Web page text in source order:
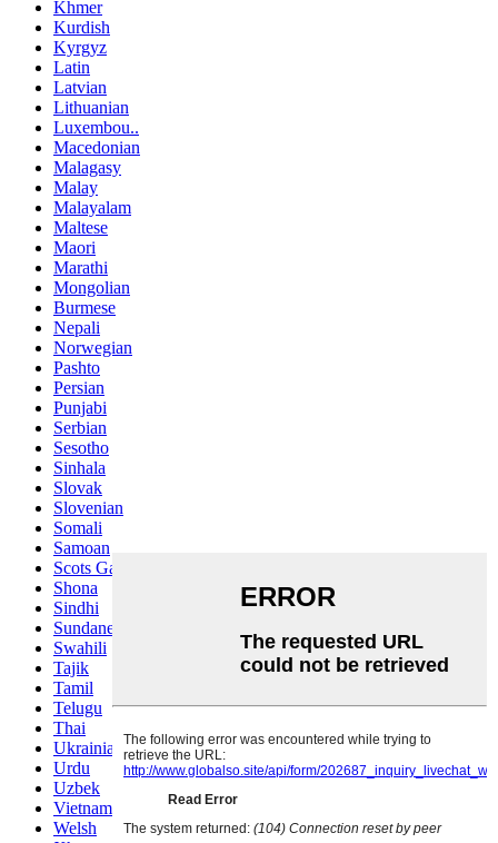
Khmer
Kurdish
Kyrgyz
Latin
Latvian
Lithuanian
Luxembou..
Macedonian
Malagasy
Malay
Malayalam
Maltese
Maori
Marathi
Mongolian
Burmese
Nepali
Norwegian
Pashto
Persian
Punjabi
Serbian
Sesotho
Sinhala
Slovak
Slovenian
Somali
Samoan
Scots Gaelic
Shona
Sindhi
Sundanese
Swahili
Tajik
Tamil
Telugu
Thai
Ukrainian
Urdu
Uzbek
Vietnamese
Welsh